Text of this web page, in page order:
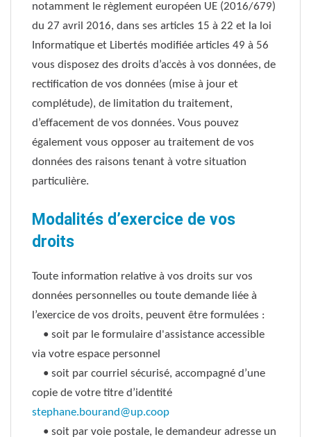
notamment le règlement européen UE (2016/679)
du 27 avril 2016, dans ses articles 15 à 22 et la loi
Informatique et Libertés modifiée articles 49 à 56
vous disposez des droits d’accès à vos données, de
rectification de vos données (mise à jour et
complétude), de limitation du traitement,
d’effacement de vos données. Vous pouvez
également vous opposer au traitement de vos
données des raisons tenant à votre situation
particulière.
Modalités d’exercice de vos
droits
Toute information relative à vos droits sur vos
données personnelles ou toute demande liée à
l’exercice de vos droits, peuvent être formulées :
• soit par le formulaire d'assistance accessible
via votre espace personnel
• soit par courriel sécurisé, accompagné d’une
copie de votre titre d’identité
stephane.bourand@up.coop
• soit par voie postale, le demandeur adresse un